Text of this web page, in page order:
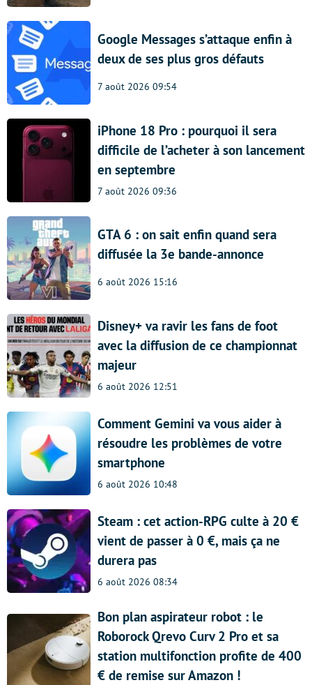
Google Messages s’attaque enfin à
deux de ses plus gros défauts
7 août 2026 09:54
iPhone 18 Pro : pourquoi il sera
difficile de l’acheter à son lancement
en septembre
7 août 2026 09:36
GTA 6 : on sait enfin quand sera
diffusée la 3e bande-annonce
6 août 2026 15:16
Disney+ va ravir les fans de foot
avec la diffusion de ce championnat
majeur
6 août 2026 12:51
Comment Gemini va vous aider à
résoudre les problèmes de votre
smartphone
6 août 2026 10:48
Steam : cet action-RPG culte à 20 €
vient de passer à 0 €, mais ça ne
durera pas
6 août 2026 08:34
Bon plan aspirateur robot : le
Roborock Qrevo Curv 2 Pro et sa
station multifonction profite de 400
€ de remise sur Amazon !